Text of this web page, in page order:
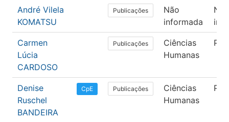
André Vilela
KOMATSU
Publicações
Não
informada
Não
Carmen
Lúcia
CARDOSO
Publicações
Ciências
Humanas
Denise
Ruschel
BANDEIRA
CpE Publicações
Ciências
Humanas